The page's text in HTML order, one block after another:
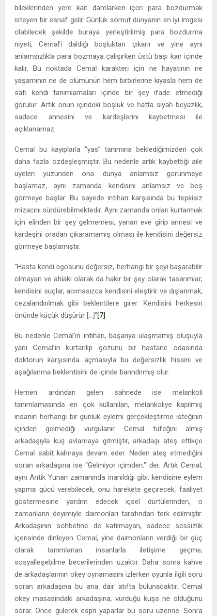
bileklerinden yere kan damlarken içeri para bozdurmak
isteyen bir esnaf gelir. Günlük somut dünyanın en iyi imgesi
olabilecek şekilde buraya yerleştirilmiş para bozdurma
niyeti, Cemal’i daldığı boşluktan çıkarır ve yine aynı
anlamsızlıkla para bozmaya çalışırken üstü başı kan içinde
kalır. Bu noktada Cemal karakteri için ne hayatının ne
yaşamının ne de ölümünün hem birbirlerine kıyasla hem de
safi kendi tanımlamaları içinde bir şey ifade etmediği
görülür. Artık onun içindeki boşluk ve hatta siyah-beyazlık,
sadece annesini ve kardeşlerini kaybetmesi ile
açıklanamaz.
Cemal bu kayıplarla “yas” tanımına beklediğimizden çok
daha fazla özdeşleşmiştir. Bu nedenle artık kaybettiği aile
üyeleri yüzünden ona dünya anlamsız görünmeye
başlamaz, aynı zamanda kendisini anlamsız ve boş
görmeye başlar. Bu sayede intiharı karşısında bu tepkisiz
mizacını sürdürebilmektedir. Aynı zamanda onları kurtarmak
için elinden bir şey gelmemesi, yanan eve girip annesi ve
kardeşini oradan çıkaramamış olması ile kendisini değersiz
görmeye başlamıştır.
“Hasta kendi egosunu değersiz, herhangi bir şeyi başarabilir
olmayan ve ahlaki olarak da hakir bir şey olarak tasarımlar;
kendisini suçlar, acımasızca kendisini eleştirir ve dışlanmak,
cezalandırılmak gibi beklentilere girer. Kendisini herkesin
önünde küçük düşürür […]”[7]
Bu nedenle Cemal’in intiharı, başarıya ulaşmamış oluşuyla
yani Cemal’in kurtarılıp gözünü bir hastane odasında
doktorun karşısında açmasıyla bu değersizlik hissini ve
aşağılanma beklentisini de içinde barındırmış olur.
Hemen ardından gelen sahnede ise melankoli
tanımlamasında en çok kullanılan, melankoliye kapılmış
insanın herhangi bir günlük eylemi gerçekleştirme isteğinin
içinden gelmediği vurgulanır. Cemal tüfeğini almış
arkadaşıyla kuş avlamaya gitmiştir, arkadaşı ateş ettikçe
Cemal sabit kalmaya devam eder. Neden ateş etmediğini
soran arkadaşına ise “Gelmiyor içimden.” der. Artık Cemal,
aynı Antik Yunan zamanında inanıldığı gibi, kendisine eylem
yapma gücü verebilecek, onu harekete geçirecek, faaliyet
göstermesine yardım edecek içsel dürtülerinden, o
zamanların deyimiyle daimonları tarafından terk edilmiştir.
Arkadaşının sohbetine de katılmayan, sadece sessizlik
içerisinde dinleyen Cemal, yine daimonların verdiği bir güç
olarak tanımlanan insanlarla iletişime geçme,
sosyalleşebilme becerilerinden uzaktır. Daha sonra kahve
de arkadaşlarının okey oynamasını izlerken oyunla ilgili soru
soran arkadaşına bu ana dair atıfta bulunacaktır. Cemal
okey masasındaki arkadaşına, vurduğu kuşa ne olduğunu
sorar. Önce gülerek espri yaparlar bu soru üzerine. Sonra